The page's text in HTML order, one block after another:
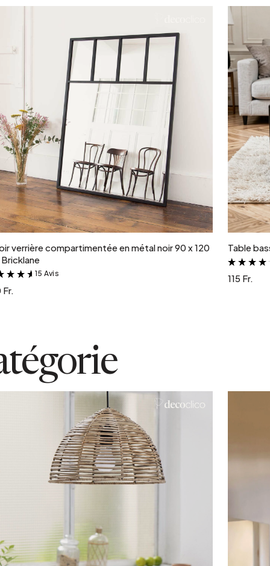
Ajouter au panier
verrière compartimentée en métal noir 90 x 120
&
15 Avis
Table
115 Fr.